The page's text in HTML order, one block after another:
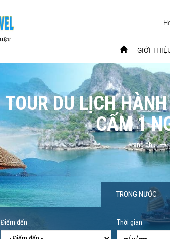
GIỚI
TOUR DU LỊCH
CẤM 1
Trang chủ
TRONG NƯỚC
Điểm đến Thời gian